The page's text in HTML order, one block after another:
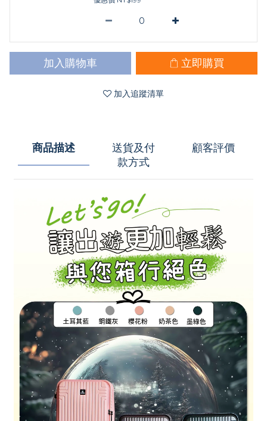
加入購物車 立即購買
加入追蹤清單
商品描述
送貨及付
款方式
顧客評價